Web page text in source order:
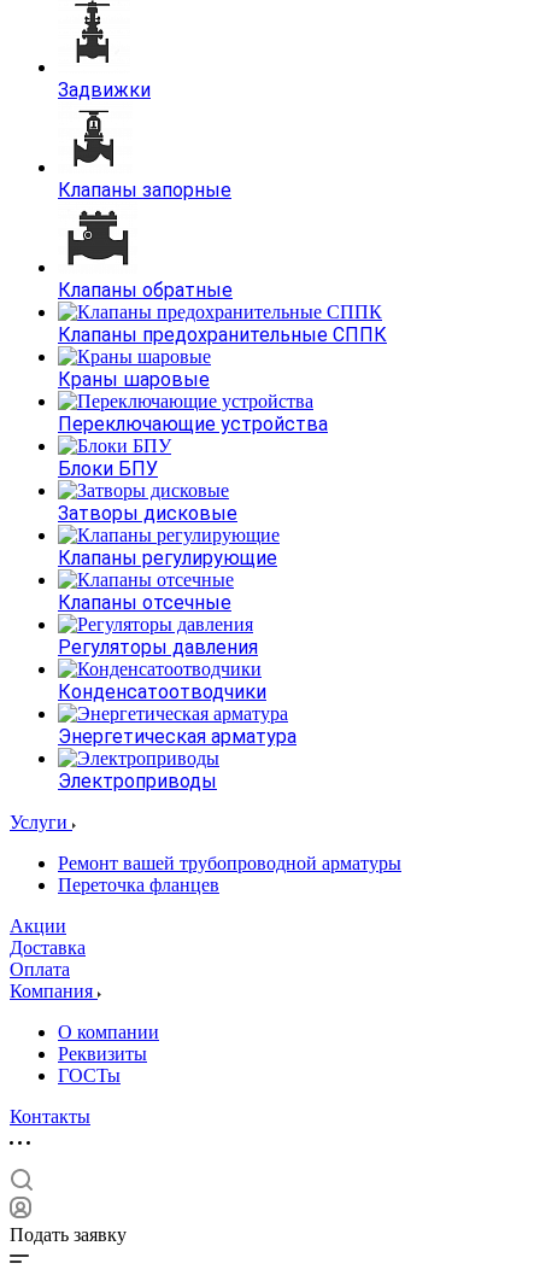
Задвижки
Клапаны запорные
Клапаны обратные
Клапаны предохранительные СППК
Краны шаровые
Переключающие устройства
Блоки БПУ
Затворы дисковые
Клапаны регулирующие
Клапаны отсечные
Регуляторы давления
Конденсатоотводчики
Энергетическая арматура
Электроприводы
Услуги
Ремонт вашей трубопроводной арматуры
Переточка фланцев
Акции
Доставка
Оплата
Компания
О компании
Реквизиты
ГОСТы
Контакты
Подать заявку